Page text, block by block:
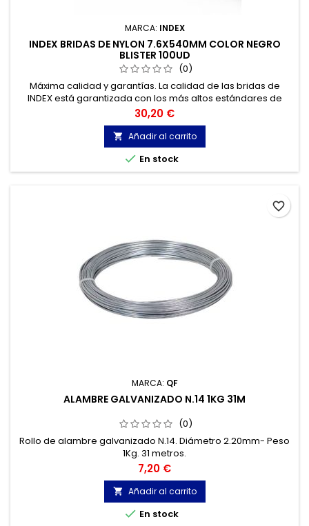
MARCA: INDEX
INDEX BRIDAS DE NYLON 7.6X540MM COLOR NEGRO
BLISTER 100UD
(0)
Máxima calidad y garantías. La calidad de las bridas de
INDEX está garantizada con los más altos estándares de
calidad, gracias a la certificación de acuerdo con la norma
UNE-EN 62275, que permite el marcado CE y con
homologación UL.
Precio
30,20 €
 Añadir al carrito
 En stock
MARCA: QF
ALAMBRE GALVANIZADO N.14 1KG 31M
(0)
Rollo de alambre galvanizado N.14. Diámetro 2.20mm- Peso
1Kg. 31 metros.
Precio
7,20 €
 Añadir al carrito
 En stock
favorite_border